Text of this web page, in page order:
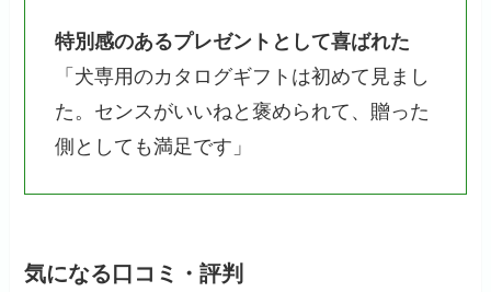
特別感のあるプレゼントとして喜ばれた
「犬専用のカタログギフトは初めて見まし
た。センスがいいねと褒められて、贈った
側としても満足です」
気になる口コミ・評判